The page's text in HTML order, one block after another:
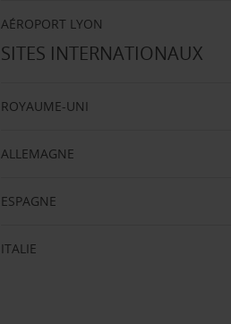
AÉROPORT LYON
SITES INTERNATIONAUX
ROYAUME-UNI
ALLEMAGNE
ESPAGNE
ITALIE